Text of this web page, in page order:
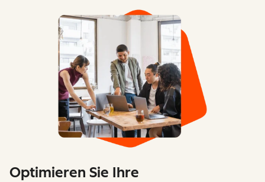
Optimieren Sie Ihre